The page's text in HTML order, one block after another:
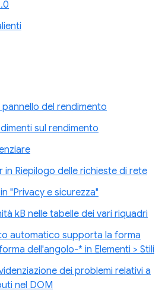
del rendimento
sul rendimento
in Riepilogo delle richieste di rete
"Privacy e sicurezza"
kB nelle tabelle dei vari riquadri
automatico supporta la forma
dell'angolo-* in Elementi > Stili
dei problemi relativi a
nel DOM